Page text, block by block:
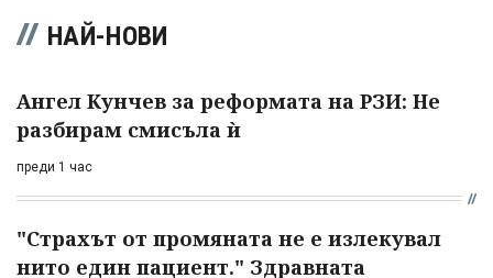
НАЙ-НОВИ
Ангел Кунчев за реформата на РЗИ: Не
разбирам смисъла ѝ
преди 1 час
"Страхът от промяната не е излекувал
нито един пациент." Здравната